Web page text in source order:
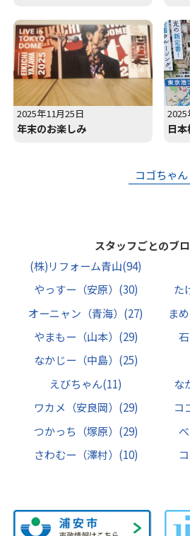
2025年11月25日
年末のお楽しみ
2025
日
コゴちゃ
スタッフごとのブ
(株)リフォーム青山(94)
やっすー（安原） (30) た
オーニャン（青海） (27) ま
やまもー（山本） (29)
なかじー（中島） (25)
えびちゃん(11) な
ワカメ（安良岡） (29) コ
つかっち（塚原） (29)
さわむー（澤村） (10)